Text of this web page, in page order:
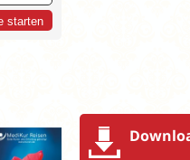
Kreuzfahrten
Kroatien
Rumänien